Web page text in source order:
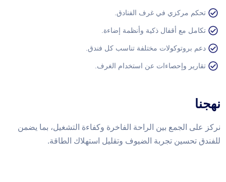
تحكم مركزي في غرف الفنادق.
تكامل مع أقفال ذكية وأنظمة إضاءة.
دعم بروتوكولات مختلفة تناسب كل فندق.
تقارير وإحصاءات عن استخدام الغرف.
نهجنا
نركز على الجمع بين الراحة الفاخرة وكفاءة التشغيل، بما يضمن
للفندق تحسين تجربة الضيوف وتقليل استهلاك الطاقة.